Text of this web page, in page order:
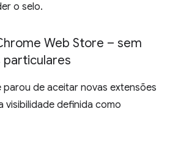
o selo.
Web Store – sem
particulares
parou de aceitar novas extensões
visibilidade definida como